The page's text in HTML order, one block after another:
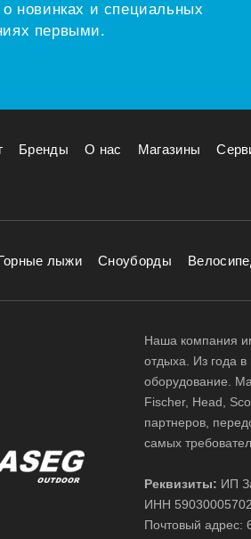
о новинках и специальных
первыми.
Бренды О нас Магазины
лыжи Сноуборды
Наша компания
отдыха. Из года
оборудование.
Fischer, Head,
партнеров,
самых
Реквизиты: ИП
ИНН
Почтовый адрес: